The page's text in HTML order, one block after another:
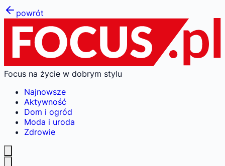
powrót
Focus na życie w dobrym stylu
Najnowsze
Aktywność
Dom i ogród
Moda i uroda
Zdrowie